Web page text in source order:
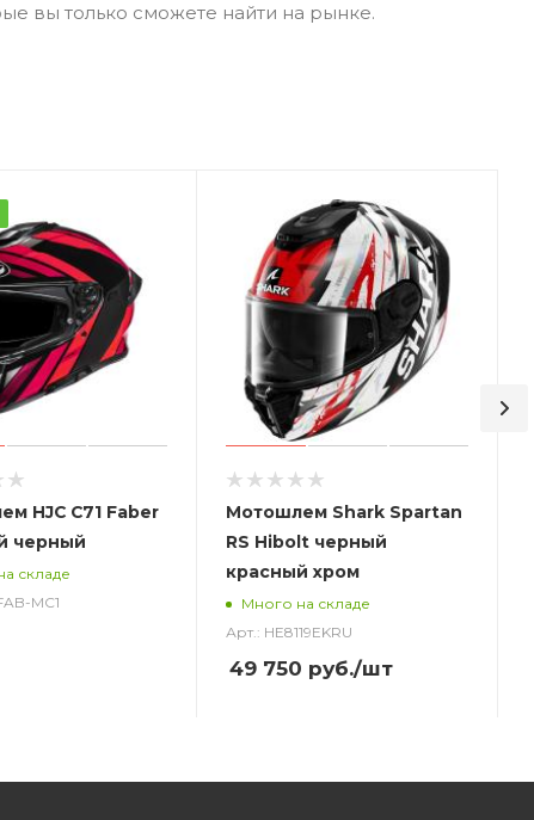
вы только сможете найти на рынке.
HJC C71 Faber
черный
складе
MC1
Мотошлем Shark Spartan
RS Hibolt черный
красный хром
Много на складе
Арт.: HE8119EKRU
49 750 руб./шт